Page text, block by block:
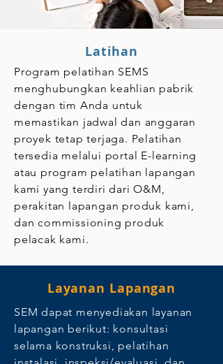
Layanan Lapangan
SEM dapat menyediakan layanan
lapangan berikut: konsultasi
selama konstruksi, pelatihan
Latihan
Program pelatihan SEMS
menghubungkan keahlian pabrik
dengan tim Anda untuk
memastikan jadwal dan anggaran
proyek tetap terjaga. Pelatihan
tersedia melalui portal E-learning
atau program pelatihan lapangan
kami yang terdiri dari O&M,
perakitan lapangan produk kami,
dan commissioning produk
pelacak kami.